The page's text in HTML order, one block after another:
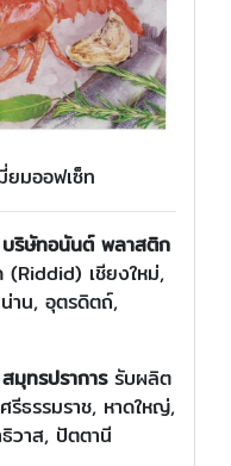
ยมออฟเซ็ท
ริษัทอนันต์ พลาสติก
เชียงใหม่,
าน, อุตรดิตถ์,
มุทรปราการรับผลิต
ธรรมราช, หาดใหญ่,
วาส, ปัตตานี